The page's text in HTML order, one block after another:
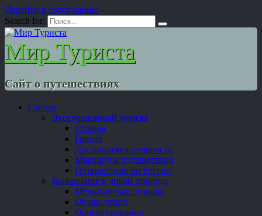
Перейти к содержанию
Search for:
Мир Туриста
Сайт о путешествиях
Статьи
Экскурсионный туризм
Страны
Города
Достопримечательности
Маршруты путешествий
Путешествия по России
Выживание в дикой природе
Медицинская помощь
Огонь, тепло
Ориентирование